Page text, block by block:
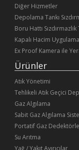
Diğer Hizmetler
Depolama Tankı
Boru Hattı
Kapalı Hacim
Ex Proof Kamera ile
Ürünler
Atık Yönetimi
Tehlikeli Atık Geçici
Gaz Algılama
Sabit Gaz Algılama
Portatif Gaz
Su Arıtma